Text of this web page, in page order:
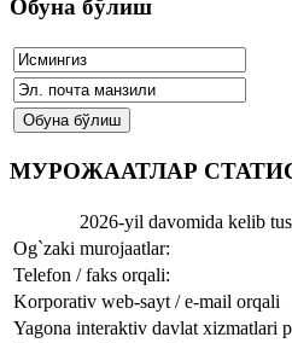
Обуна бўлиш
МУРОЖААТЛАР
2026-yil davomida kelib
Og`zaki murojaatlar:
Telefon / faks orqali:
Korporativ web-sayt / e-mail orqali
Yagona interaktiv davlat xizmatlari